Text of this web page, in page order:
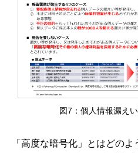
図7：個人情報漏え
「高度な暗号化」とはどの